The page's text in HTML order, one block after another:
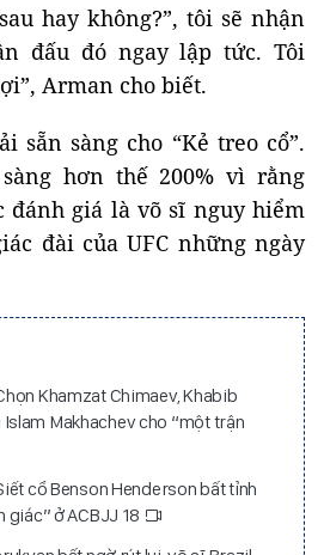
hay không?”, tôi sẽ nhận
đấu đó ngay lập tức. Tôi
Arman cho biết.
sẵn sàng cho “Kẻ treo cổ”.
hơn thế 200% vì rằng
đánh giá là võ sĩ nguy hiểm
đài của UFC những ngày
Khamzat Chimaev, Khabib
Makhachev cho “một trận
cổ Benson Henderson bất tỉnh
giác” ở ACBJJ 18